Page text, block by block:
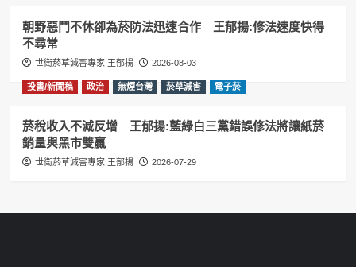
朝野惡鬥不休卻為菸防法迅速合作 王郁揚:修法速度快得
不尋常
世衛菸草減害專家 王郁揚 2026-08-03
投書/新聞稿 政治 無煙台灣 菸草減害 電子菸
菸稅收入不減反增 王郁揚:藍綠白三黨錯誤修法將讓紙菸
銷量與黑市雙贏
世衛菸草減害專家 王郁揚 2026-07-29